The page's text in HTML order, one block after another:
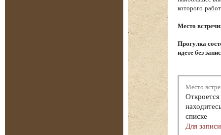
которого
Место
Прогулка
идете без
Место
списке
Для